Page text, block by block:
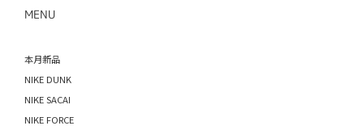
MENU
本月新品
NIKE DUNK
NIKE SACAI
NIKE FORCE